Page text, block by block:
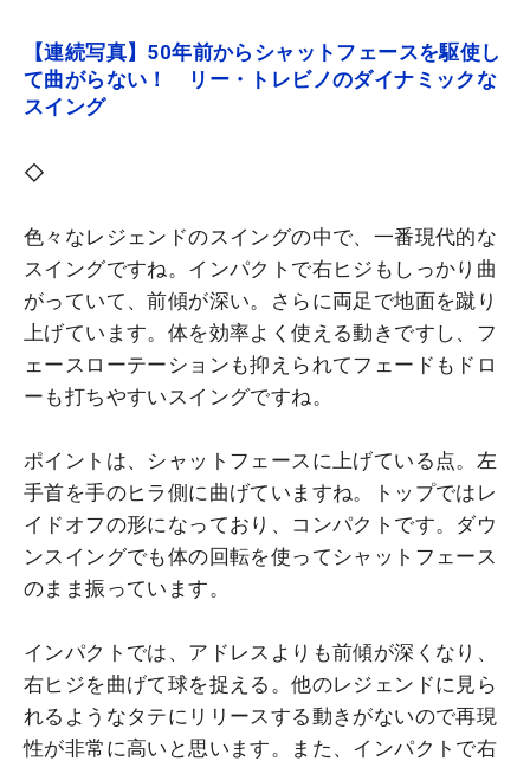
【連続写真】50年前からシャットフェースを駆使し
て曲がらない！ リー・トレビノのダイナミックな
スイング
◇
色々なレジェンドのスイングの中で、一番現代的な
スイングですね。インパクトで右ヒジもしっかり曲
がっていて、前傾が深い。さらに両足で地面を蹴り
上げています。体を効率よく使える動きですし、フ
ェースローテーションも抑えられてフェードもドロ
ーも打ちやすいスイングですね。
ポイントは、シャットフェースに上げている点。左
手首を手のヒラ側に曲げていますね。トップではレ
イドオフの形になっており、コンパクトです。ダウ
ンスイングでも体の回転を使ってシャットフェース
のまま振っています。
インパクトでは、アドレスよりも前傾が深くなり、
右ヒジを曲げて球を捉える。他のレジェンドに見ら
れるようなタテにリリースする動きがないので再現
性が非常に高いと思います。また、インパクトで右